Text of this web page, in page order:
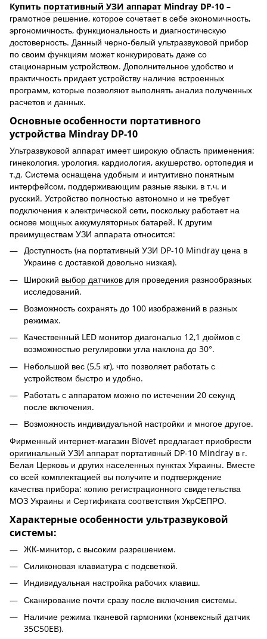
Купить портативный УЗИ аппарат Mindray DP-10 –
грамотное решение, которое сочетает в себе экономичность,
эргономичность, функциональность и диагностическую
достоверность. Данный черно-белый ультразвуковой прибор
по своим функциям может конкурировать даже со
стационарным устройством. Дополнительное удобство и
практичность придает устройству наличие встроенных
программ, которые позволяют выполнять анализ полученных
расчетов и данных.
Основные особенности портативного
устройства Mindray DP-10
Ультразвуковой аппарат имеет широкую область применения:
гинекология, урология, кардиология, акушерство, ортопедия и
т.д. Система оснащена удобным и интуитивно понятным
интерфейсом, поддерживающим разные языки, в т.ч. и
русский. Устройство полностью автономно и не требует
подключения к электрической сети, поскольку работает на
основе мощных аккумуляторных батарей. К другим
преимуществам УЗИ аппарата относится:
Доступность (на портативный УЗИ DP-10 Mindray цена в
Украине с доставкой довольно низкая).
Широкий выбор датчиков для проведения разнообразных
исследований.
Возможность сохранять до 100 изображений в разных
режимах.
Качественный LED монитор диагональю 12,1 дюймов с
возможностью регулировки угла наклона до 30°.
Небольшой вес (5,5 кг), что позволяет работать с
устройством быстро и удобно.
Работать с аппаратом можно по истечении 20 секунд
после включения.
Возможность индивидуальной настройки и многое другое.
Фирменный интернет-магазин Biovet предлагает приобрести
оригинальный УЗИ аппаратпортативный DP-10 Mindray в г.
Белая Церковь и других населенных пунктах Украины. Вместе
со всей комплектацией вы получите и подтверждение
качества прибора: копию регистрационного свидетельства
МОЗ Украины и Сертификата соответствия УкрСЕПРО.
Характерные особенности ультразвуковой
системы:
ЖК-минитор, с высоким разрешением.
Силиконовая клавиатура с подсветкой.
Индивидуальная настройка рабочих клавиш.
Сканирование почти сразу после включения системы.
Наличие режима тканевой гармоники (конвексный датчик
35С50EB).